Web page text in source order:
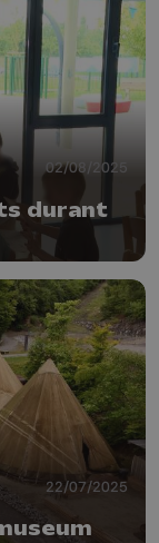
02/08/2025
durant
22/07/2025